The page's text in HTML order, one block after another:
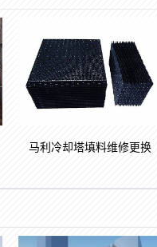
马利冷却塔填料维修更换